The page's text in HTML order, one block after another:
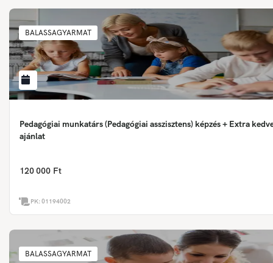
BALASSAGYARMAT
Pedagógiai munkatárs (Pedagógiai asszisztens) képzés + Extra
ajánlat
120 000 Ft
PK:01194002
BALASSAGYARMAT